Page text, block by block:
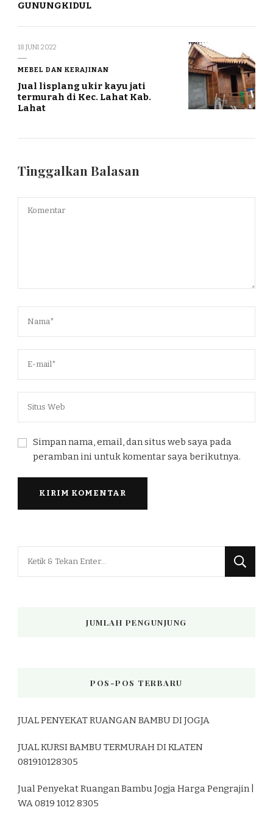
GUNUNGKIDUL
18 JUNI 2022
MEBEL DAN KERAJINAN
Jual lisplang ukir kayu jati
termurah di Kec. Lahat Kab.
Lahat
Tinggalkan Balasan
Simpan nama, email, dan situs web saya pada
peramban ini untuk komentar saya berikutnya.
JUMLAH PENGUNJUNG
POS-POS TERBARU
JUAL PENYEKAT RUANGAN BAMBU DI JOGJA
JUAL KURSI BAMBU TERMURAH DI KLATEN
081910128305
Jual Penyekat Ruangan Bambu Jogja Harga Pengrajin |
WA 0819 1012 8305